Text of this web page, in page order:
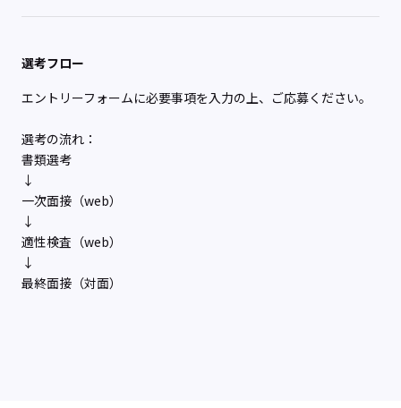
選考フロー
エントリーフォームに必要事項を入力の上、ご応募ください。
選考の流れ：
書類選考
↓
一次面接（web）
↓
適性検査（web）
↓
最終面接（対面）